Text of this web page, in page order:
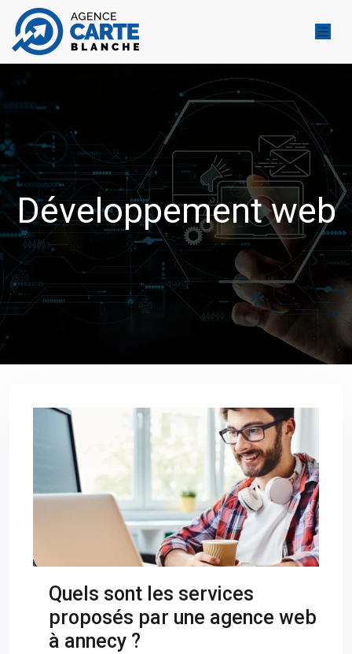
Développement web
Quels sont les services
proposés par une agence web
à annecy ?